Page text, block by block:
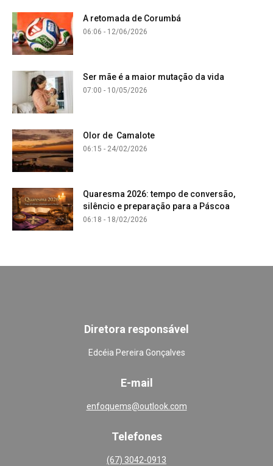
A retomada de Corumbá
06:06 - 12/06/2026
Ser mãe é a maior mutação da vida
07:00 - 10/05/2026
Olor de Camalote
06:15 - 24/02/2026
Quaresma 2026: tempo de conversão,
silêncio e preparação para a Páscoa
06:18 - 18/02/2026
Diretora responsável
Edcéia Pereira Gonçalves
E-mail
enfoquems@outlook.com
Telefones
(67) 3042-0913